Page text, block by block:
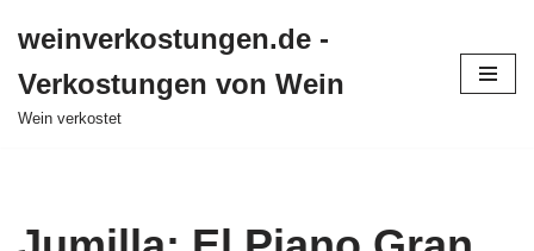
Inhalt
springen
weinverkostungen.de -
Verkostungen von Wein
Wein verkostet